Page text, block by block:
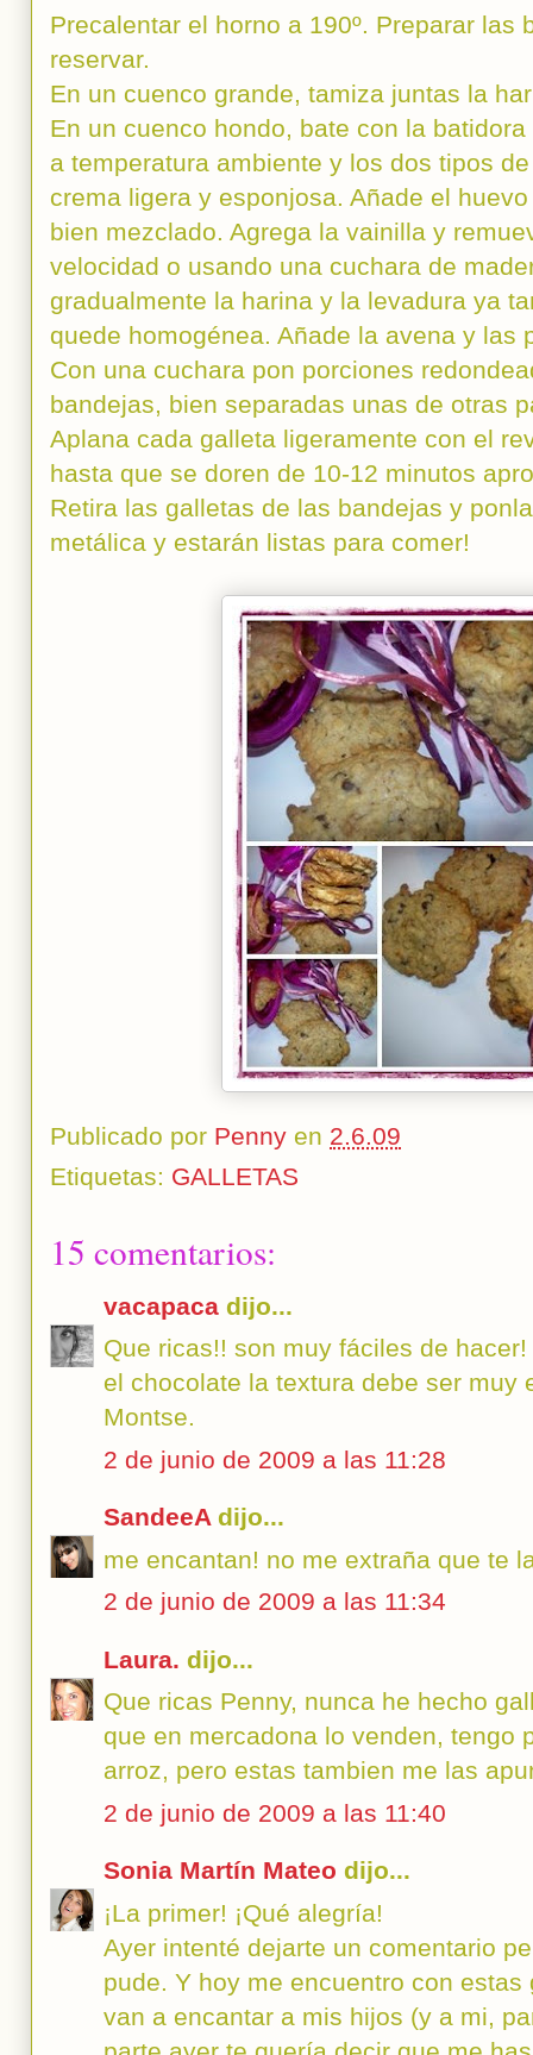
Precalentar el horno a 190º. Preparar las
reservar.
En un cuenco grande, tamiza juntas la
En un cuenco hondo, bate con la
a temperatura ambiente y los dos tipos
crema ligera y esponjosa. Añade el
bien mezclado. Agrega la vainilla y
velocidad o usando una cuchara de
gradualmente la harina y la levadura ya
quede homogénea. Añade la avena y las
Con una cuchara pon porciones
bandejas, bien separadas unas de otras
Aplana cada galleta ligeramente con el
hasta que se doren de 10-12 minutos
Retira las galletas de las bandejas y
metálica y estarán listas para comer!
Publicado por Penny en 2.6.09
Etiquetas: GALLETAS
15 comentarios:
vacapaca dijo...
Que ricas!! son muy fáciles de
el chocolate la textura debe ser muy
Montse.
2 de junio de 2009 a las 11:28
SandeeAdijo...
me encantan! no me extraña que te
2 de junio de 2009 a las 11:34
Laura. dijo...
Que ricas Penny, nunca he hecho
que en mercadona lo venden, tengo
arroz, pero estas tambien me las
2 de junio de 2009 a las 11:40
Sonia Martín Mateo dijo...
¡La primer! ¡Qué alegría!
Ayer intenté dejarte un comentario
pude. Y hoy me encuentro con
van a encantar a mis hijos (y a mi,